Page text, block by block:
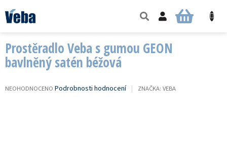
na
obsah
NÁKUPNÍ
Prostěradlo Veba s gumou GEON
bavlněný satén béžová
PRŮMĚRNÉ
NEOHODNOCENO Podrobnosti hodnocení ZNAČKA: VEBA